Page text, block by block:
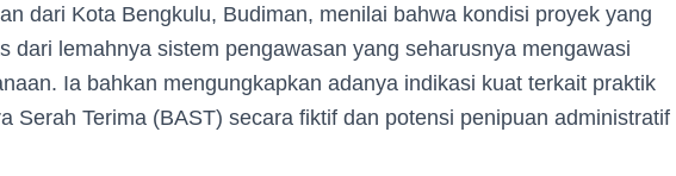
dari Kota Bengkulu, Budiman, menilai bahwa kondisi proyek yang
dari lemahnya sistem pengawasan yang seharusnya mengawasi
Ia bahkan mengungkapkan adanya indikasi kuat terkait praktik
Serah Terima (BAST) secara fiktif dan potensi penipuan administratif